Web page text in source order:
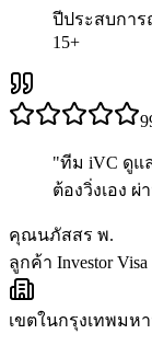
ปีประสบกา
15+
"ทีม iVC ดูแ
ต้องวิ่งเอง
คุณนภัสสร พ.
ลูกค้า Investor Visa
เขตในกรุงเทพมห